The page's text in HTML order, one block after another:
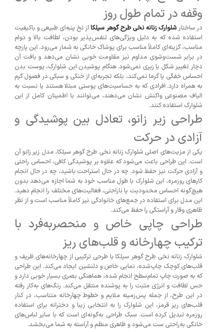
وقفه در تمام طول روز
در ساختارشلوارک زنانه نخی طرح گوهر سیلکااز نخ پنبه‌ای طبیعی و باکیفیت
استفاده شده که به دلیل ویژگی‌های تنفس‌پذیر بودن، لطافت بالا و دوام
مناسب، گزینه‌ای کاملاً مناسب برای پوشاک خانگی به شمار می‌رود. این پارچه
در برابر شست‌وشوی مداوم نیز مقاومت خوبی نشان می‌دهد و بافت آن
دچار تغییر شکل یا زبری نمی‌شود. هنگام پوشیدن این شلوارک، پوست بدن
احساس خفگی یا گرما نمی‌کند، بلکه تجربه‌ای از خنکی و سبکی در فصول گرم
به همراه دارد. افرادی که به حساسیت‌های پوستی مبتلا هستند یا نسبت به
الیاف مصنوعی واکنش نشان می‌دهند، می‌توانند با اطمینان کامل از این
شلوارک استفاده کنند.
طراحی زیر زانو، تعادل بین پوشیدگی و
آزادی در حرکت
یکی از مزیت‌های اصلی شلوارک زنانه نخی طرح گوهر سیلکا، مدل زیر زانو آن
است. این طراحی باعث می‌شود که علاوه بر پوشیدگی کافی، احساس راحتی
و آزادی حرکت نیز حفظ شود. چه در حال استراحت باشید، چه در حال انجام
کارهای روزمره، این شلوارک با طول مناسب خود به شما اجازه می‌دهد بدون
هیچ‌گونه احساس محدودیت یا ناراحتی، فعالیت‌های مختلف را انجام دهید.
این مدل برای استفاده در جمع‌های خانوادگی نیز کاملاً مناسب است و از نظر
ظاهری وقار و آراستگی را حفظ می‌کند.
طراحی چاپی خاص و منحصربه‌فرد با
ترکیب چهارخانه و قلب‌های ریز
شلوارک زنانه نخی طرح گوهر سیلکا با طرحی ترکیبی از چهارخانه‌های ظریف و
قلب‌های کوچک چاپ‌شده، نمایی خاص و دلنشین ایجاد می‌کند. این طراحی
که به صورت چاپ تمام‌سطح انجام شده، هماهنگی بصری بسیار خوبی دارد و
حس لطافت و انرژی مثبت را به پوشنده منتقل می‌کند. رنگ‌های به‌کار رفته
در این طرح، از جمله پس‌زمینه ملایم و خطوط چهارخانه متناسب، در کنار
قلب‌های ریز قرمز، این شلوارک را به انتخابی زیبا و دخترانه برای استفاده
روزمره تبدیل کرده است. سبک طراحی به‌گونه‌ای است که با سایر لباس‌های
خانگی به‌راحتی ست می‌شود و ظاهری منظم و آراسته به شما می‌بخشد.